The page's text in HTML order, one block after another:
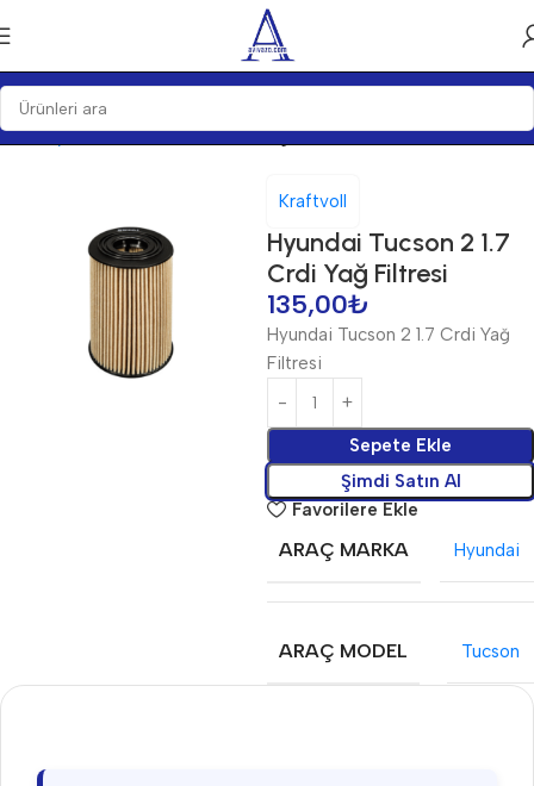
Ana Sayfa Bakım Ürünleri Filtre Yağ Filtreleri
Kraftvoll
Hyundai Tucson 2 1.7
Crdi Yağ Filtresi
135,00₺
Hyundai Tucson 2 1.7 Crdi Yağ
Filtresi
Sepete Ekle
Şimdi Satın Al
Favorilere Ekle
ARAÇ MARKA Hyundai
ARAÇ MODEL Tucson